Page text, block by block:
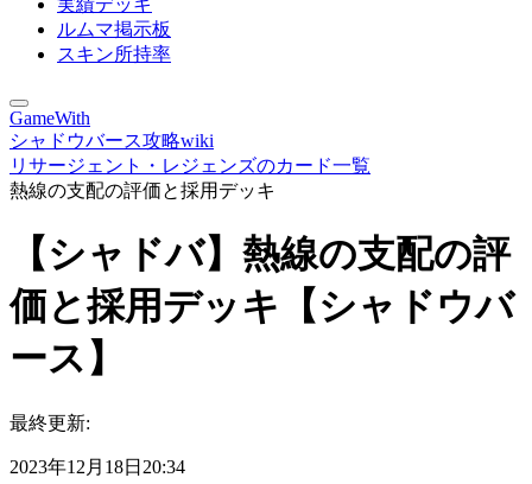
実績デッキ
ルムマ掲示板
スキン所持率
GameWith
シャドウバース攻略wiki
リサージェント・レジェンズのカード一覧
熱線の支配の評価と採用デッキ
【シャドバ】熱線の支配の評
価と採用デッキ【シャドウバ
ース】
最終更新:
2023年12月18日20:34